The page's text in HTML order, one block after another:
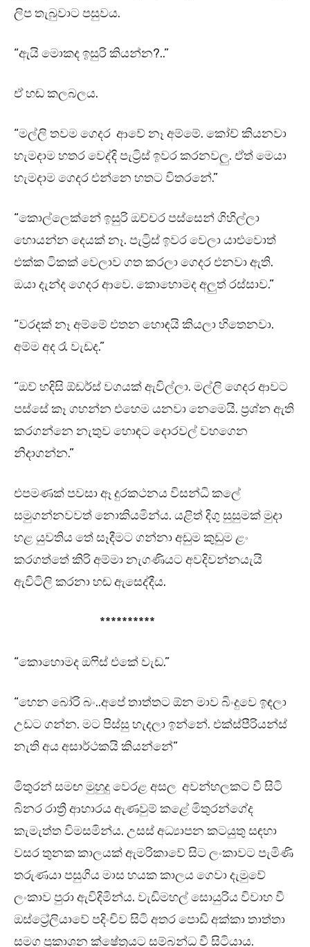
ලිප තැබුවාට පසුවය.
“ඇයි මොකද ඉසුරි කියන්න?..”
ඒ හඬ කලබලය.
“මල්ලි තවම ගෙදර ආවේ නෑ අම්මේ. කෝච් කියනවා
හැමදාම හතර වෙද්දි පැට්‍රිස් ඉවර කරනවලු. ඒත් මෙයා
හැමදාම ගෙදර එන්නෙ හතට විතරනේ.”
“කොල්ලෙක්නේ ඉසුරි ඔච්චර පස්සෙන් ගිහිල්ලා
හොයන්න දෙයක් නෑ. පැට්‍රිස් ඉවර වෙලා යාළුවොත්
එක්ක ටිකක් වෙලාව ගත කරලා ගෙදර එනවා ඇති.
ඔයා දැන්ද ගෙදර ආවෙ. කොහොමද අලුත් රස්සාව.”
“වරදක් නෑ අම්මේ එතන හොඳයි කියලා හිතෙනවා.
අම්ම අද රෑ වැඩද.”
“ඔව් හදිසි ඕඩර්ස් වගයක් ඇවිල්ලා. මල්ලි ගෙදර ආවට
පස්සේ කෑ ගහන්න එහෙම යනවා නෙමෙයි. ප්‍රශ්න ඇති
කරගන්නෙ නැතුව හොඳට දොරවල් වහගෙන
නිදාගන්න.”
එපමණක් පවසා ඈ දුරකථනය විසන්ධි කලේ
සමුගන්නවවත් නොකියමින්ය. යළිත් දිගු සුසුමක් මුදා
හළ යුවතිය තේ සෑදීමට ගන්නා අඩුම කුඩුම ළං
කරගත්තේ කිරි අම්මා නැගණියට අවදිවන්නයැයි
ඇවිටිලි කරනා හඬ ඇසෙද්දීය.
**********
“කොහොමද ඔෆිස් එකේ වැඩ.”
“හෙන බෝරි බං..අපේ තාත්තට ඕන මාව බිංදුවෙ ඉඳලා
උඩට ගන්න. මට පිස්සු හැදලා ඉන්නේ. එක්ස්පීරියන්ස්
නැති අය අසාර්ථකයි කියන්නේ”
මිතුරන් සමඟ මුහුදු වෙරළ අසල අවන්හලකට වී සිටි
බිනර රාත්‍රී ආහාරය ඇණවුම් කළේ මිතුරන්ගේද
කැමැත්ත විමසමින්ය. උසස් අධ්‍යාපන කටයුතු සඳහා
වසර තුනක කාලයක් ඇමරිකාවේ සිට ලංකාවට පැමිණි
තරුණයා පසුගිය මාස හයක කාලය ගෙවා දැමුවේ
ලංකාව පුරා ඇවිදිමින්ය. වැඩිමහල් සොයුරිය විවාහ වී
ඔස්ට්‍රේලියාවේ පදිංචිව සිටි අතර පොඩි අක්කා තාත්තා
සමග ප්‍රකාශන ක්ෂේත්‍රයට සම්බන්ධ වී සිටියාය.